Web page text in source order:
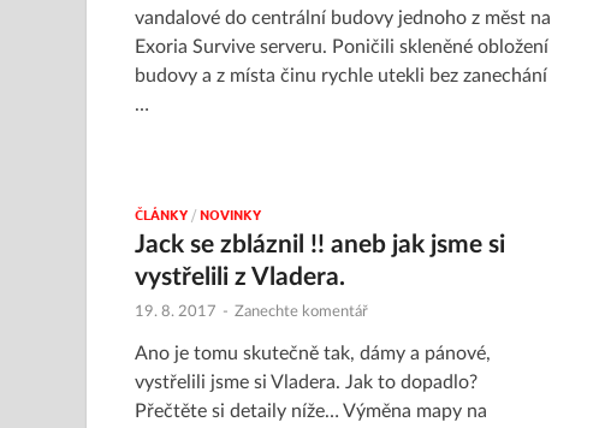
vandalové do centrální budovy jednoho z měst na
Exoria Survive serveru. Poničili skleněné obložení
budovy a z místa činu rychle utekli bez zanechání
…
ČLÁNKY /NOVINKY
Jack se zbláznil !! aneb jak jsme si
vystřelili z Vladera.
19. 8. 2017 - Zanechte komentář
Ano je tomu skutečně tak, dámy a pánové,
vystřelili jsme si Vladera. Jak to dopadlo?
Přečtěte si detaily níže… Výměna mapy na